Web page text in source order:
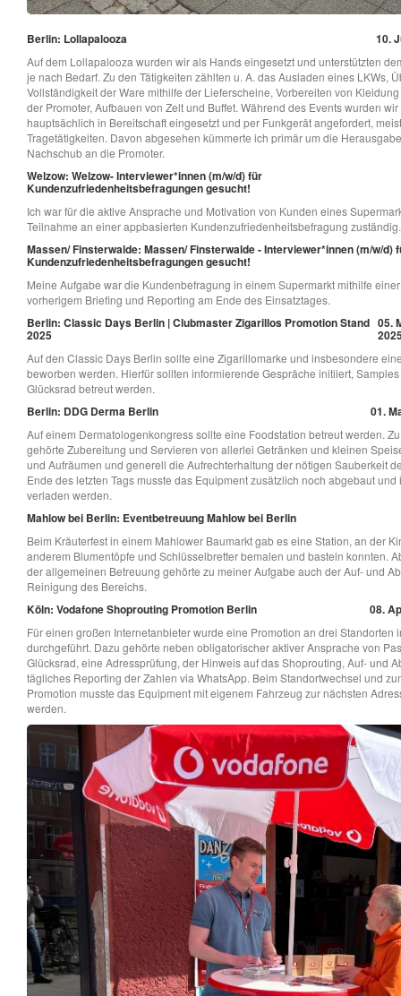
Berlin: Lollapalooza 10.
Auf dem Lollapalooza wurden wir als Hands eingesetzt und unterstützten
je nach Bedarf. Zu den Tätigkeiten zählten u. A. das Ausladen eines LKWs,
Vollständigkeit der Ware mithilfe der Lieferscheine, Vorbereiten von
der Promoter, Aufbauen von Zelt und Buffet. Während des Events wurden
hauptsächlich in Bereitschaft eingesetzt und per Funkgerät angefordert,
Tragetätigkeiten. Davon abgesehen kümmerte ich primär um die
Nachschub an die Promoter.
Welzow: Welzow- Interviewer*innen (m/w/d) für
Kundenzufriedenheitsbefragungen gesucht!
Ich war für die aktive Ansprache und Motivation von Kunden eines
Teilnahme an einer appbasierten Kundenzufriedenheitsbefragung zuständig.
Massen/ Finsterwalde: Massen/ Finsterwalde - Interviewer*innen (m/w/d)
Kundenzufriedenheitsbefragungen gesucht!
Meine Aufgabe war die Kundenbefragung in einem Supermarkt mithilfe
vorherigem Briefing und Reporting am Ende des Einsatztages.
Berlin: Classic Days Berlin | Clubmaster Zigarillos Promotion Stand
2025
05.
Auf den Classic Days Berlin sollte eine Zigarillomarke und insbesondere
beworben werden. Hierfür sollten informierende Gespräche initiiert,
Glücksrad betreut werden.
Berlin: DDG Derma Berlin 01.
Auf einem Dermatologenkongress sollte eine Foodstation betreut werden.
gehörte Zubereitung und Servieren von allerlei Getränken und kleinen
und Aufräumen und generell die Aufrechterhaltung der nötigen Sauberkeit
Ende des letzten Tags musste das Equipment zusätzlich noch abgebaut und
verladen werden.
Mahlow bei Berlin: Eventbetreuung Mahlow bei Berlin
Beim Kräuterfest in einem Mahlower Baumarkt gab es eine Station, an der
anderem Blumentöpfe und Schlüsselbretter bemalen und basteln konnten.
der allgemeinen Betreuung gehörte zu meiner Aufgabe auch der Auf- und
Reinigung des Bereichs.
Köln: Vodafone Shoprouting Promotion Berlin 08.
Für einen großen Internetanbieter wurde eine Promotion an drei Standorten
durchgeführt. Dazu gehörte neben obligatorischer aktiver Ansprache von
Glücksrad, eine Adressprüfung, der Hinweis auf das Shoprouting, Auf- und
tägliches Reporting der Zahlen via WhatsApp. Beim Standortwechsel und
Promotion musste das Equipment mit eigenem Fahrzeug zur nächsten
werden.